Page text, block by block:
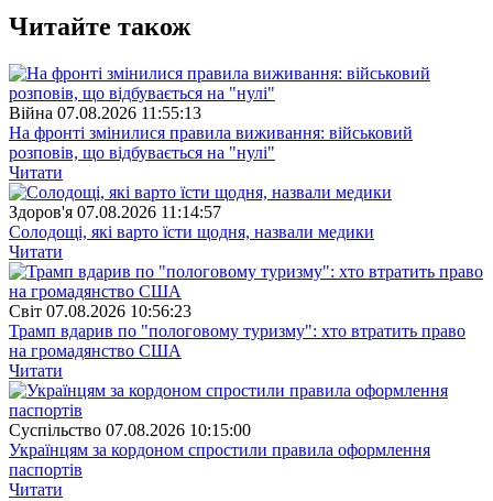
Читайте також
Війна 07.08.2026 11:55:13
На фронті змінилися правила виживання: військовий
розповів, що відбувається на "нулі"
Читати
Здоров'я 07.08.2026 11:14:57
Солодощі, які варто їсти щодня, назвали медики
Читати
Свiт 07.08.2026 10:56:23
Трамп вдарив по "пологовому туризму": хто втратить право
на громадянство США
Читати
Суспiльство 07.08.2026 10:15:00
Українцям за кордоном спростили правила оформлення
паспортів
Читати